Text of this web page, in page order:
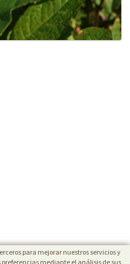
para mejorar nuestros servicios y
mediante el análisis de sus